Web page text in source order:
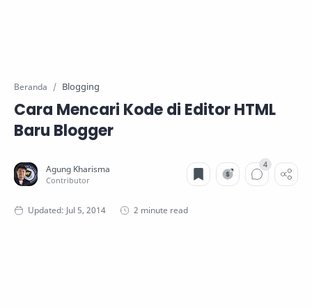
Beranda Blogging
Cara Mencari Kode di Editor HTML
Baru Blogger
2 minute read